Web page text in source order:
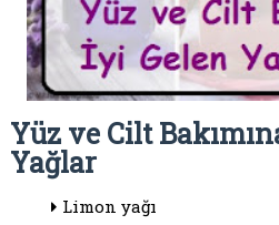
Yüz ve Cilt
Yağlar
Limon yağı